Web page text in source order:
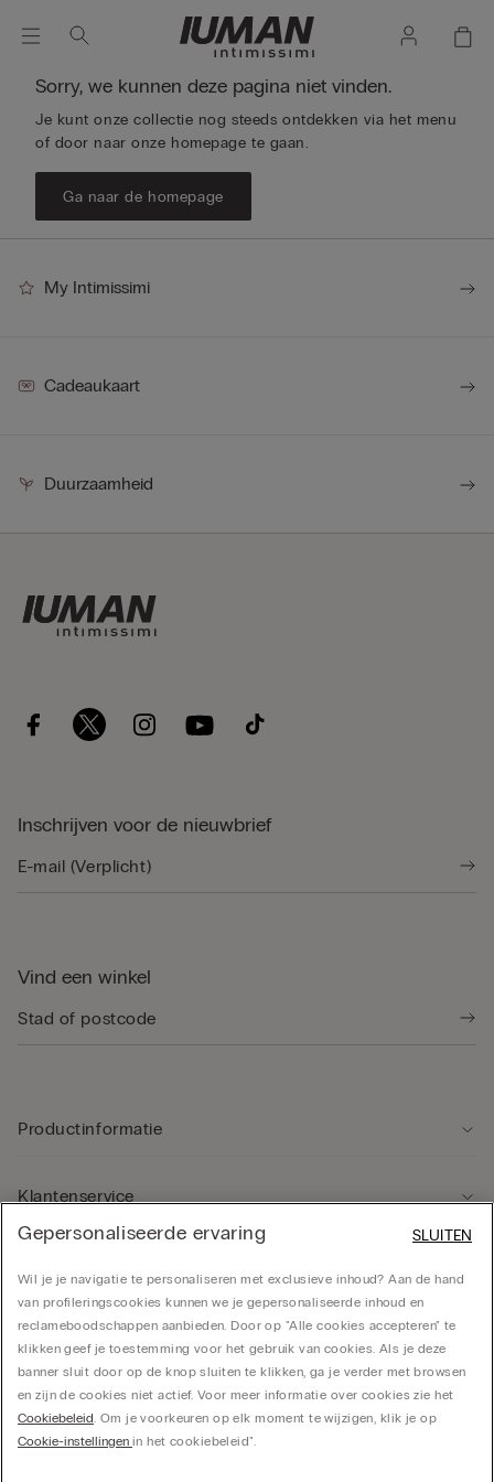
Sorry, we kunnen deze pagina niet vinden.
Je kunt onze collectie nog steeds ontdekken via het menu
of door naar onze homepage te gaan.
Ga naar de homepage
My Intimissimi
Cadeaukaart
Duurzaamheid
Inschrijven voor de nieuwbrief
Vind een winkel
Productinformatie
Klantenservice
Bedrijf
CALZEDONIA Finanziaria S.A. Belgium Branch, Avenue Louise 283, box 24, 1050
Gepersonaliseerde ervaring
Wil je je navigatie te personaliseren met exclusieve inhoud? Aan de hand
van profileringscookies kunnen we je gepersonaliseerde inhoud en
reclameboodschappen aanbieden. Door op "Alle cookies accepteren" te
klikken geef je toestemming voor het gebruik van cookies. Als je deze
banner sluit door op de knop sluiten te klikken, ga je verder met browsen
en zijn de cookies niet actief. Voor meer informatie over cookies zie het
Cookiebeleid. Om je voorkeuren op elk moment te wijzigen, klik je op
Cookie-instellingen in het cookiebeleid".
SLUITEN